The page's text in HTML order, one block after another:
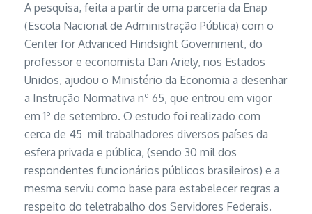
A pesquisa, feita a partir de uma parceria da Enap
(Escola Nacional de Administração Pública) com o
Center for Advanced Hindsight Government, do
professor e economista Dan Ariely, nos Estados
Unidos, ajudou o Ministério da Economia a desenhar
a Instrução Normativa nº 65, que entrou em vigor
em 1º de setembro. O estudo foi realizado com
cerca de 45 mil trabalhadores diversos países da
esfera privada e pública, (sendo 30 mil dos
respondentes funcionários públicos brasileiros) e a
mesma serviu como base para estabelecer regras a
respeito do teletrabalho dos Servidores Federais.